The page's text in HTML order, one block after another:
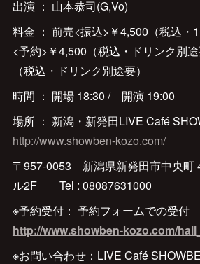
出演 ： 山本恭司(G,Vo)
料金 ： 前売<振込>￥4,500（税込・
<予約>￥4,500（税込・ドリンク別
（税込・ドリンク別途要）
時間 ： 開場 18:30 / 開演 19:00
場所 ： 新潟・新発田LIVE Café
http://www.showben-kozo.com/
〒957-0053 新潟県新発田市中央町
ル2F Tel : 08087631000
※予約受付： 予約フォームでの受付
http://www.showben-kozo.com/
※お問い合わせ：LIVE Café